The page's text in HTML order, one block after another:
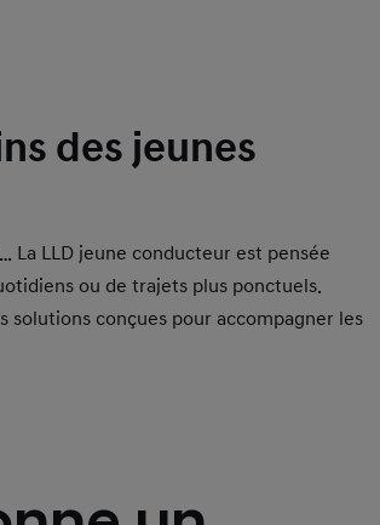
des jeunes
La LLD jeune conducteur est pensée
ou de trajets plus ponctuels.
solutions conçues pour accompagner les